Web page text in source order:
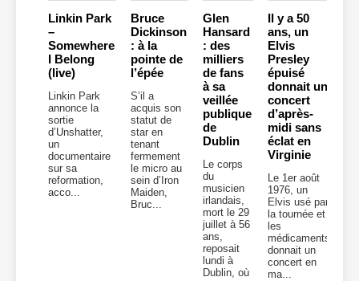
Linkin Park
–
Somewhere
I Belong
(live)
Linkin Park
annonce la
sortie
d’Unshatter,
un
documentaire
sur sa
reformation,
acco...
Bruce
Dickinson
: à la
pointe de
l’épée
S’il a
acquis son
statut de
star en
tenant
fermement
le micro au
sein d’Iron
Maiden,
Bruc...
Glen
Hansard
: des
milliers
de fans
à sa
veillée
publique
de
Dublin
Le corps
du
musicien
irlandais,
mort le 29
juillet à 56
ans,
reposait
lundi à
Dublin, où
Il y a 50
ans, un
Elvis
Presley
épuisé
donnait un
concert
d’après-
midi sans
éclat en
Virginie
Le 1er août
1976, un
Elvis usé par
la tournée et
les
médicaments
donnait un
concert en
ma...